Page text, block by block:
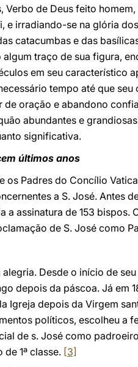
Verbo de Deus feito
e irradiando-se na glória
catacumbas e das
traço de sua figura,
em seu característico
tempo até que
oração e abandono
abundantes e
significativa.
últimos anos
os Padres do Concílio
a S. José. Antes
a assinatura de 153
de S. José como
Desde o início de
depois da páscoa. Já em
Igreja depois da Virgem
políticos, escolheu a
de s. José como
1ª classe. [3]